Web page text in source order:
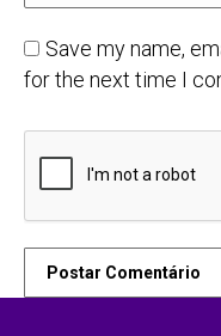
Save my name,
for the next time I
Postar Comentário